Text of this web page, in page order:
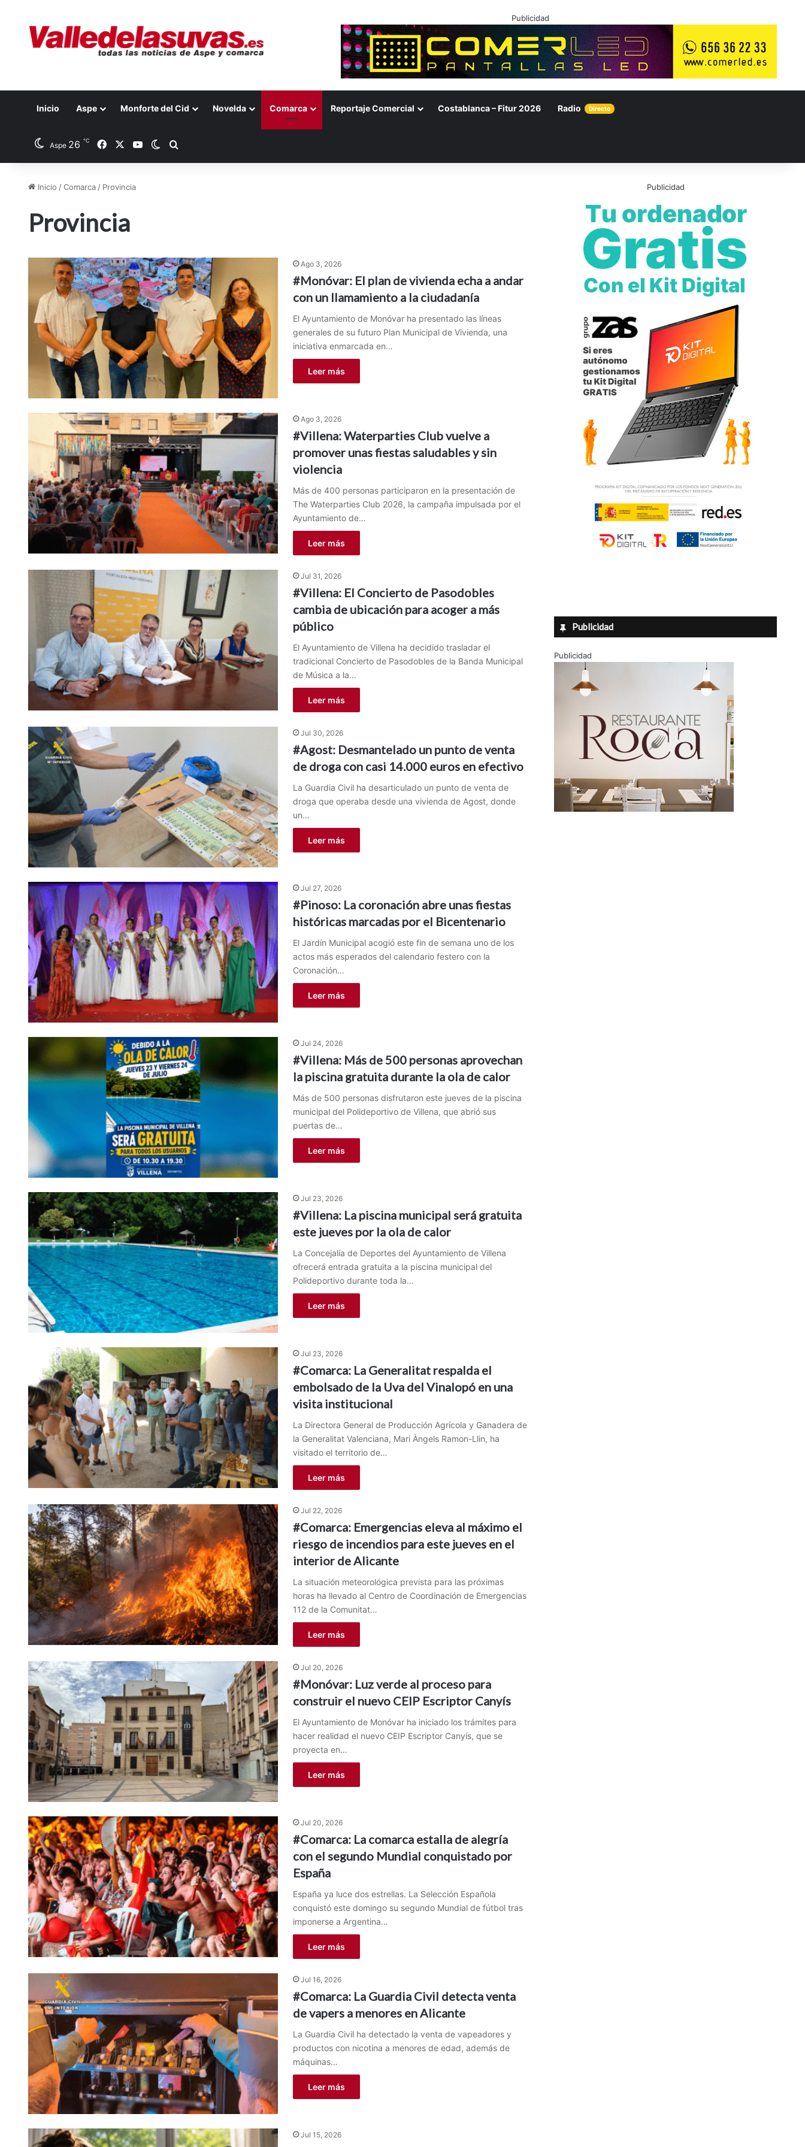
Publicidad
Inicio Aspe Monforte del Cid Novelda Comarca Reportaje Comercial Costablanca – Fitur 2026 Radio Directo
Aspe 26 ℃ FacebookYouTubeSwitch skin
Inicio /Comarca / Provincia
Provincia
Ago 3, 2026
#Monóvar: El plan de vivienda echa a andar
con un llamamiento a la ciudadanía
El Ayuntamiento de Monóvar ha presentado las líneas
generales de su futuro Plan Municipal de Vivienda, una
iniciativa enmarcada en…
Leer más
Ago 3, 2026
#Villena: Waterparties Club vuelve a
promover unas fiestas saludables y sin
violencia
Más de 400 personas participaron en la presentación de
The Waterparties Club 2026, la campaña impulsada por el
Ayuntamiento de…
Leer más
Jul 31, 2026
#Villena: El Concierto de Pasodobles
cambia de ubicación para acoger a más
público
El Ayuntamiento de Villena ha decidido trasladar el
tradicional Concierto de Pasodobles de la Banda Municipal
de Música a la…
Leer más
Jul 30, 2026
#Agost: Desmantelado un punto de venta
de droga con casi 14.000 euros en efectivo
La Guardia Civil ha desarticulado un punto de venta de
droga que operaba desde una vivienda de Agost, donde
un…
Leer más
Jul 27, 2026
#Pinoso: La coronación abre unas fiestas
históricas marcadas por el Bicentenario
El Jardín Municipal acogió este fin de semana uno de los
actos más esperados del calendario festero con la
Coronación…
Leer más
Jul 24, 2026
#Villena: Más de 500 personas aprovechan
la piscina gratuita durante la ola de calor
Más de 500 personas disfrutaron este jueves de la piscina
municipal del Polideportivo de Villena, que abrió sus
puertas de…
Leer más
Jul 23, 2026
#Villena: La piscina municipal será gratuita
este jueves por la ola de calor
La Concejalía de Deportes del Ayuntamiento de Villena
ofrecerá entrada gratuita a la piscina municipal del
Polideportivo durante toda la…
Leer más
Jul 23, 2026
#Comarca: La Generalitat respalda el
embolsado de la Uva del Vinalopó en una
visita institucional
La Directora General de Producción Agrícola y Ganadera de
la Generalitat Valenciana, Mari Àngels Ramon-Llin, ha
visitado el territorio de…
Leer más
Jul 22, 2026
#Comarca: Emergencias eleva al máximo el
riesgo de incendios para este jueves en el
interior de Alicante
La situación meteorológica prevista para las próximas
horas ha llevado al Centro de Coordinación de Emergencias
112 de la Comunitat…
Leer más
Jul 20, 2026
#Monóvar: Luz verde al proceso para
construir el nuevo CEIP Escriptor Canyís
El Ayuntamiento de Monóvar ha iniciado los trámites para
hacer realidad el nuevo CEIP Escriptor Canyís, que se
proyecta en…
Leer más
Jul 20, 2026
#Comarca: La comarca estalla de alegría
con el segundo Mundial conquistado por
España
España ya luce dos estrellas. La Selección Española
conquistó este domingo su segundo Mundial de fútbol tras
imponerse a Argentina…
Leer más
Jul 16, 2026
#Comarca: La Guardia Civil detecta venta
de vapers a menores en Alicante
La Guardia Civil ha detectado la venta de vapeadores y
productos con nicotina a menores de edad, además de
máquinas…
Leer más
Jul 15, 2026
Publicidad
Publicidad
Publicidad